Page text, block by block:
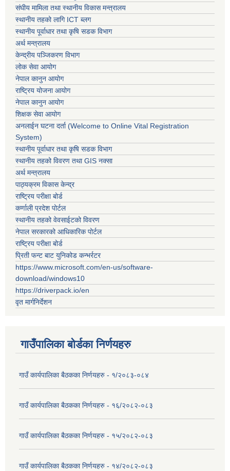
संघीय मामिला तथा स्थानीय विकास मन्त्रालय
स्थानीय तहको लागि ICT ब्लग
स्थानीय पूर्वाधार तथा कृषि सडक विभाग
अर्थ मन्त्रालय
केन्द्रीय पञ्जिकरण विभाग
लोक सेवा आयोग
नेपाल कानुन आयोग
राष्ट्रिय योजना आयोग
नेपाल कानुन आयोग
शिक्षक सेवा आयोग
अनलाईन घटना दर्ता (Welcome to Online Vital Registration
System)
स्थानीय पूर्वाधार तथा कृषि सडक विभाग
स्थानीय तहको विवरण तथा GIS नक्सा
अर्थ मन्त्रालय
पाठ्यक्रम विकास केन्द्र
राष्ट्रिय परीक्षा बोर्ड
कर्णाली प्रदेश पोर्टल
स्थानीय तहको वेवसाईटको विवरण
नेपाल सरकारको आधिकारिक पोर्टल
राष्ट्रिय परीक्षा बोर्ड
प्रिती फन्ट बाट युनिकोड कन्भर्रटर
https://www.microsoft.com/en-us/software-
download/windows10
https://driverpack.io/en
वृत मार्गनिर्देशन
गाउँपालिका बोर्डका निर्णयहरु
गाउँ कार्यपालिका बैठकका निर्णयहरु - १/२०८३-०८४
गाउँ कार्यपालिका बैठकका निर्णयहरु - १६/२०८२-०८३
गाउँ कार्यपालिका बैठकका निर्णयहरु - १५/२०८२-०८३
गाउँ कार्यपालिका बैठकका निर्णयहरु - १४/२०८२-०८३